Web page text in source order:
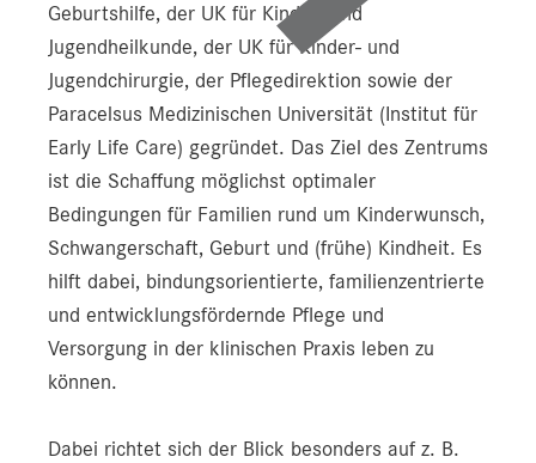
Geburtshilfe, der UK für Kinder- und
Jugendheilkunde, der UK für Kinder- und
Jugendchirurgie, der Pflegedirektion sowie der
Paracelsus Medizinischen Universität (Institut für
Early Life Care) gegründet. Das Ziel des Zentrums
ist die Schaffung möglichst optimaler
Bedingungen für Familien rund um Kinderwunsch,
Schwangerschaft, Geburt und (frühe) Kindheit. Es
hilft dabei, bindungsorientierte, familienzentrierte
und entwicklungsfördernde Pflege und
Versorgung in der klinischen Praxis leben zu
können.
Dabei richtet sich der Blick besonders auf z. B.